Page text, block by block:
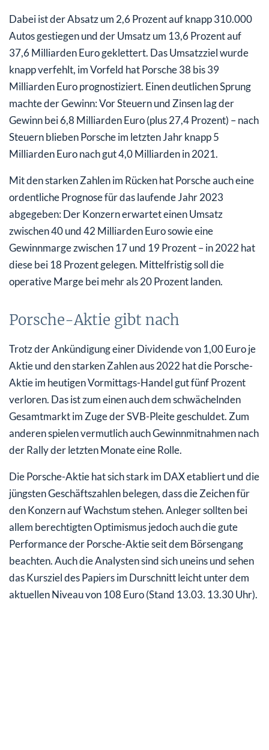
Dabei ist der Absatz um 2,6 Prozent auf knapp 310.000
Autos gestiegen und der Umsatz um 13,6 Prozent auf
37,6 Milliarden Euro geklettert. Das Umsatzziel wurde
knapp verfehlt, im Vorfeld hat Porsche 38 bis 39
Milliarden Euro prognostiziert. Einen deutlichen Sprung
machte der Gewinn: Vor Steuern und Zinsen lag der
Gewinn bei 6,8 Milliarden Euro (plus 27,4 Prozent) – nach
Steuern blieben Porsche im letzten Jahr knapp 5
Milliarden Euro nach gut 4,0 Milliarden in 2021.
Mit den starken Zahlen im Rücken hat Porsche auch eine
ordentliche Prognose für das laufende Jahr 2023
abgegeben: Der Konzern erwartet einen Umsatz
zwischen 40 und 42 Milliarden Euro sowie eine
Gewinnmarge zwischen 17 und 19 Prozent – in 2022 hat
diese bei 18 Prozent gelegen. Mittelfristig soll die
operative Marge bei mehr als 20 Prozent landen.
Porsche-Aktie gibt nach
Trotz der Ankündigung einer Dividende von 1,00 Euro je
Aktie und den starken Zahlen aus 2022 hat die Porsche-
Aktie im heutigen Vormittags-Handel gut fünf Prozent
verloren. Das ist zum einen auch dem schwächelnden
Gesamtmarkt im Zuge der SVB-Pleite geschuldet. Zum
anderen spielen vermutlich auch Gewinnmitnahmen nach
der Rally der letzten Monate eine Rolle.
Die Porsche-Aktie hat sich stark im DAX etabliert und die
jüngsten Geschäftszahlen belegen, dass die Zeichen für
den Konzern auf Wachstum stehen. Anleger sollten bei
allem berechtigten Optimismus jedoch auch die gute
Performance der Porsche-Aktie seit dem Börsengang
beachten. Auch die Analysten sind sich uneins und sehen
das Kursziel des Papiers im Durschnitt leicht unter dem
aktuellen Niveau von 108 Euro (Stand 13.03. 13.30 Uhr).